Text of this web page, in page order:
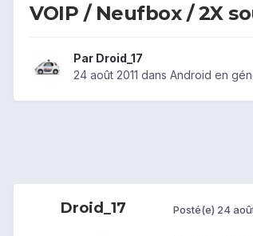
VOIP / Neufbox / 2X
Par Droid_17
24 août 2011 dans Android en
Droid_17 Posté(e) 24